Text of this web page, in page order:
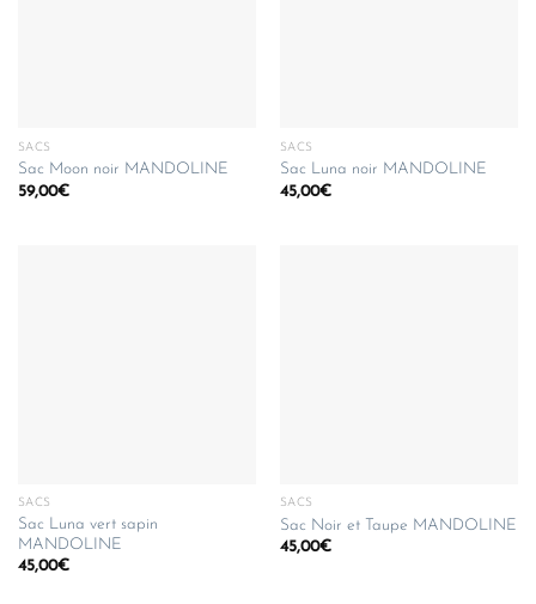
SACS
Sac Moon noir MANDOLINE
59,00€
SACS
Sac Luna noir MANDOLINE
45,00€
SACS
Sac Luna vert sapin
MANDOLINE
45,00€
SACS
Sac Noir et Taupe MANDOLINE
45,00€